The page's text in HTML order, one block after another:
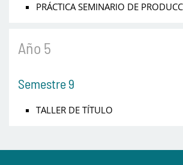
PRÁCTICA SEMINARIO DE
Año 5
Semestre 9
TALLER DE TÍTULO